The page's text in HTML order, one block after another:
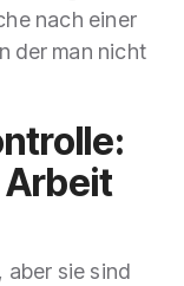
nach einer
der man nicht
aber sie sind